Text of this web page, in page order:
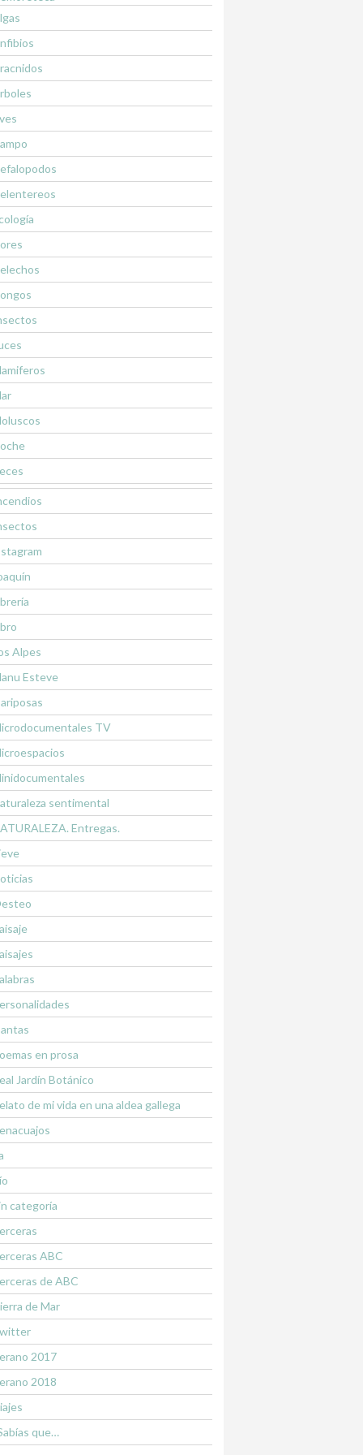
Alpes
Esteve
TV
sentimental
Entregas.
en prosa
Jardín Botánico
de mi vida en una aldea gallega
categoría
ABC
de ABC
de Mar
2017
2018
que…